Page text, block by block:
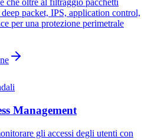
che oltre al filtraggio pacchetti
packet, IPS, application control,
per una protezione perimetrale
Management
gli accessi degli utenti con